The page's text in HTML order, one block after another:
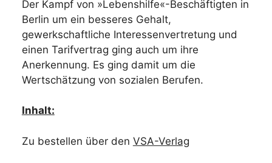
Der Kampf von »Lebenshilfe«-Beschäftigten in
Berlin um ein besseres Gehalt,
gewerkschaftliche Interessenvertretung und
einen Tarifvertrag ging auch um ihre
Anerkennung. Es ging damit um die
Wertschätzung von sozialen Berufen.
Inhalt:
Zu bestellen über den VSA-Verlag